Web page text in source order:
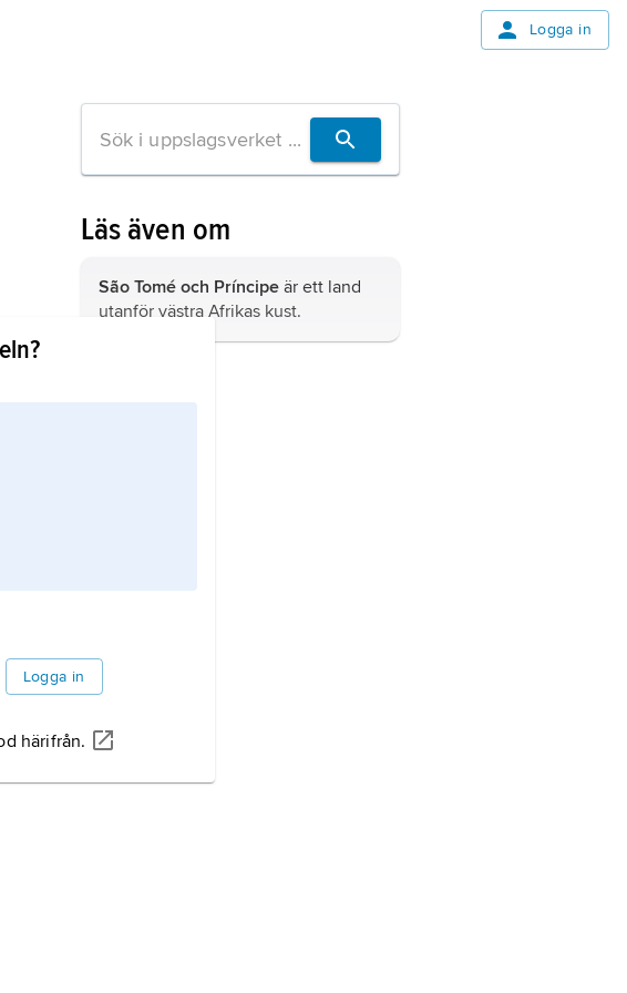
Logga in
Logga in
härifrån.
Läs även om
São Tomé och Príncipeär ett land
utanför västra Afrikas kust.